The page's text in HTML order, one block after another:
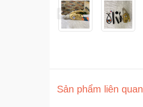
Sản phẩm liên quan